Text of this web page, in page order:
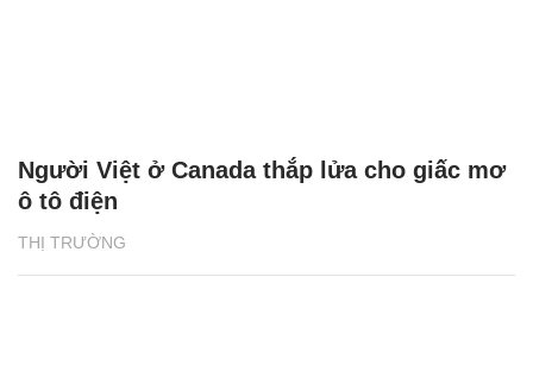
THỊ TRƯỜNG
Người Việt ở Canada thắp lửa cho giấc mơ
ô tô điện